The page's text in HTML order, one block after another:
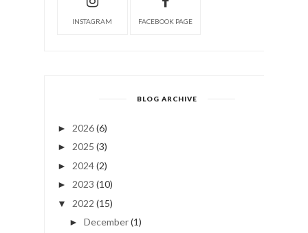
INSTAGRAM FACEBOOK PAGE
BLOG ARCHIVE
► 2026(6)
► 2025 (3)
► 2024(2)
► 2023 (10)
▼ 2022 (15)
► December(1)